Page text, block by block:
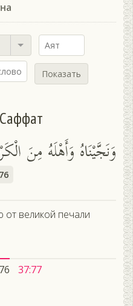
Показать
وَنَجَّيْنَاهُ وَأَهْلَهُ مِنَ
великой печали
37:77